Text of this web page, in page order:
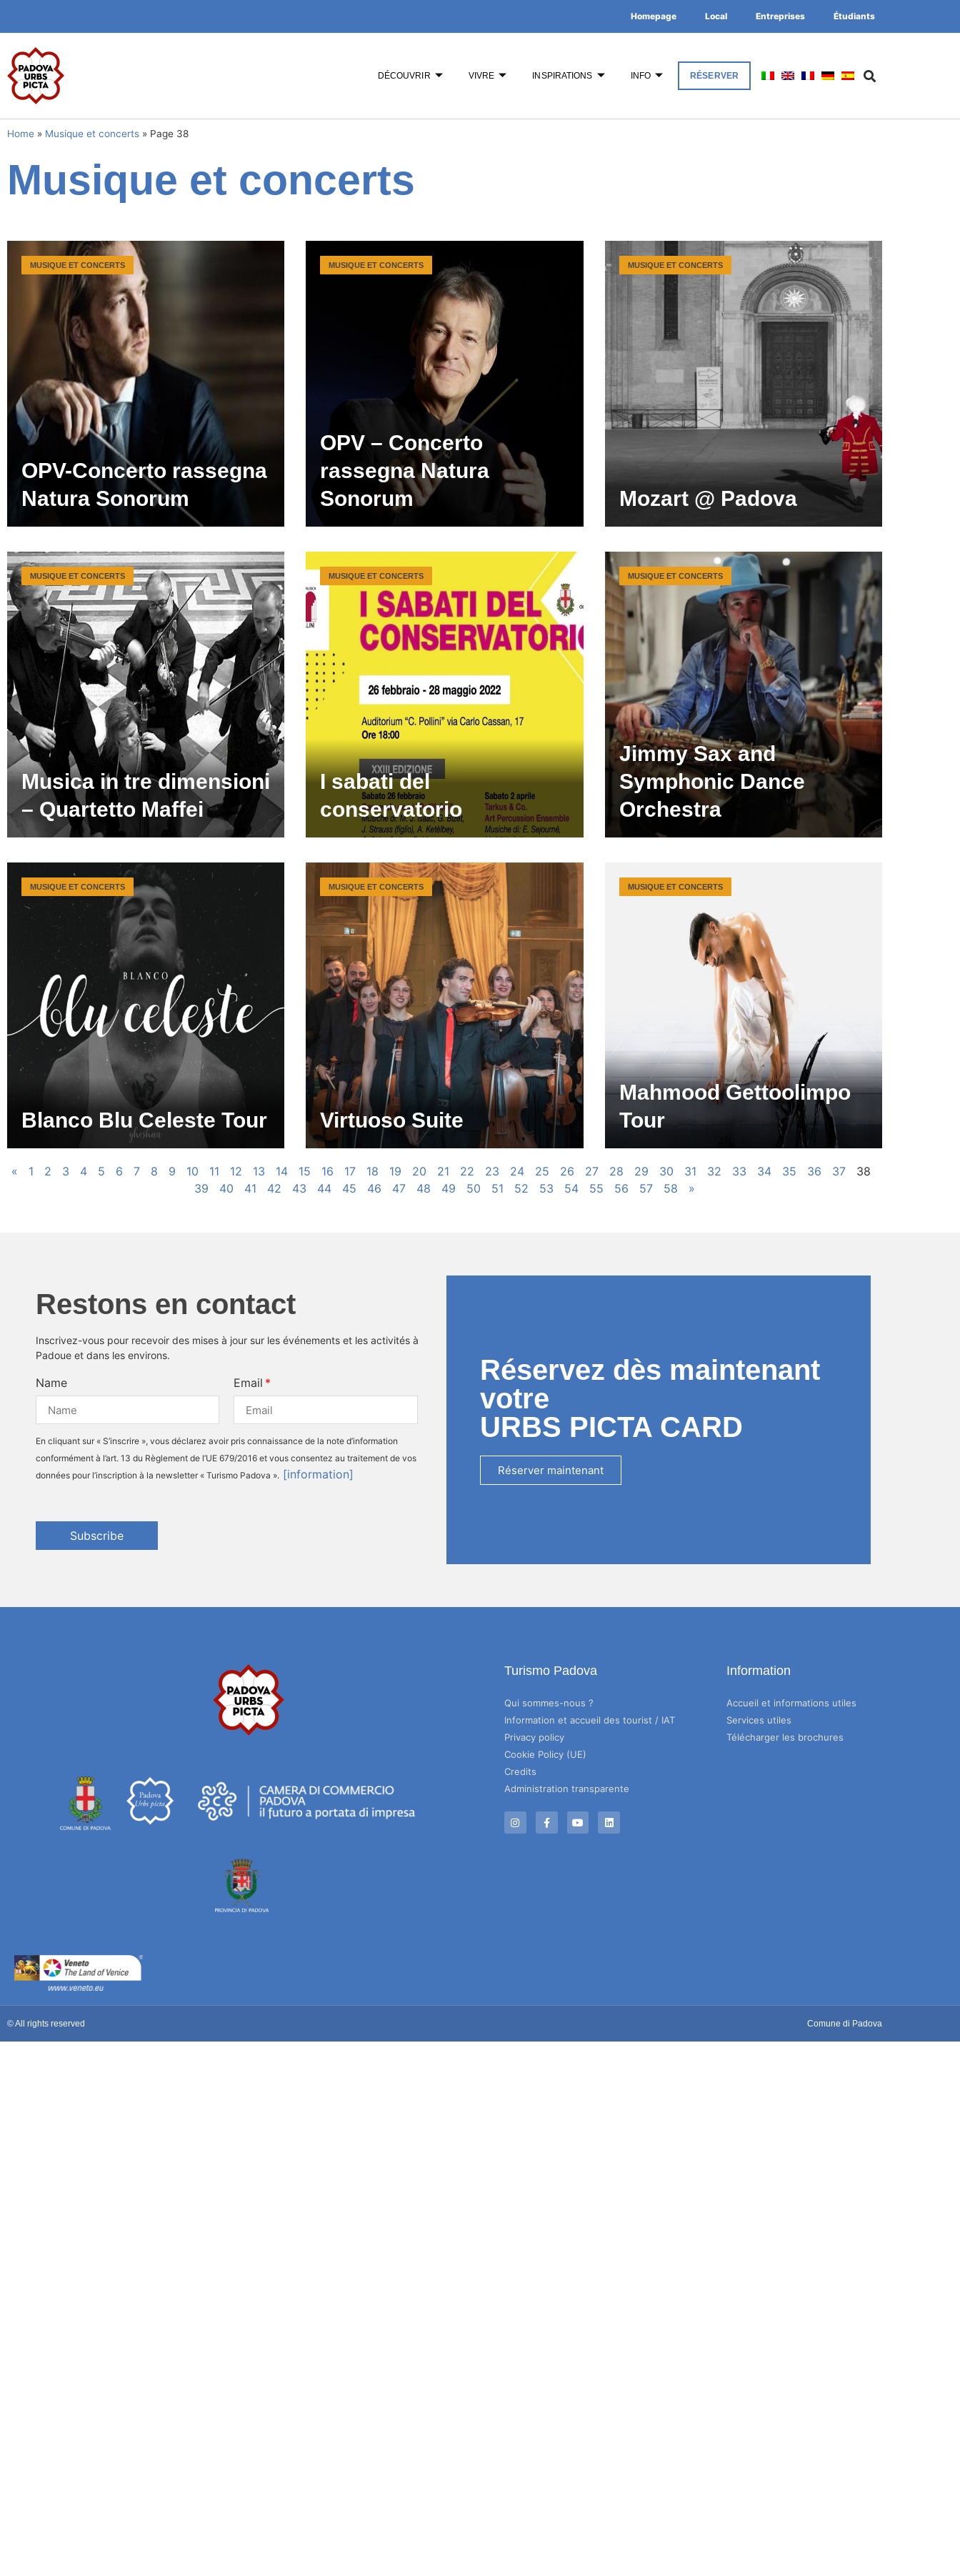
Homepage Local Entreprises Étudiants
DÉCOUVRIR VIVRE INSPIRATIONS INFO RÉSERVER
Home » Musique et concerts » Page 38
Musique et concerts
OPV-Concerto rassegna
Natura Sonorum
MUSIQUE ET CONCERTS
OPV – Concerto
rassegna Natura
Sonorum
MUSIQUE ET CONCERTS
Mozart @ Padova
MUSIQUE ET CONCERTS
Musica in tre dimensioni
– Quartetto Maffei
MUSIQUE ET CONCERTS
I sabati del
conservatorio
MUSIQUE ET CONCERTS
Jimmy Sax and
Symphonic Dance
Orchestra
MUSIQUE ET CONCERTS
Blanco Blu Celeste Tour
MUSIQUE ET CONCERTS
Virtuoso Suite
MUSIQUE ET CONCERTS
Mahmood Gettoolimpo
Tour
MUSIQUE ET CONCERTS
« 1 2 3 4 5 6 7 8 9 10 11 12 13 14 15 16 17 18 19 20 21 22 23 24 25 26 27 28 29 30 31 32 33 34 35 36 37
38
39
40 41 42 43 44 45 46 47 48 49 50 51 52 53 54 55 56 57 58 »
Restons en contact
Inscrivez-vous pour recevoir des mises à jour sur les événements et les activités à
Padoue et dans les environs.
Name Email
En cliquant sur « S’inscrire », vous déclarez avoir pris connaissance de la note d’information
conformément à l’art. 13 du Règlement de l’UE 679/2016 et vous consentez au traitement de vos
données pour l’inscription à la newsletter « Turismo Padova ». [information]
Subscribe
Réservez dès maintenant
votre
URBS PICTA CARD
Réserver maintenant
Turismo Padova
Qui sommes-nous ?
Information et accueil des tourist / IAT
Privacy policy
Cookie Policy (UE)
Credits
Administration transparente
Information
Accueil et informations utiles
Services utiles
Télécharger les brochures
© All rights reserved Comune di Padova